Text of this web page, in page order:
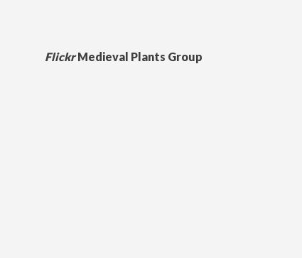
FlickrMedieval Plants Group